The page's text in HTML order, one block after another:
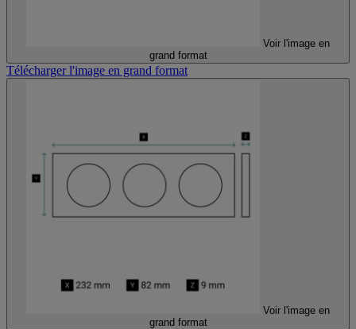
Voir l'image en
grand format
Télécharger l'image en grand format
Voir l'image en
grand format